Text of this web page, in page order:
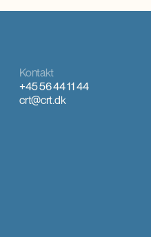
Kontakt
+45 56 44 11 44
crt@crt.dk